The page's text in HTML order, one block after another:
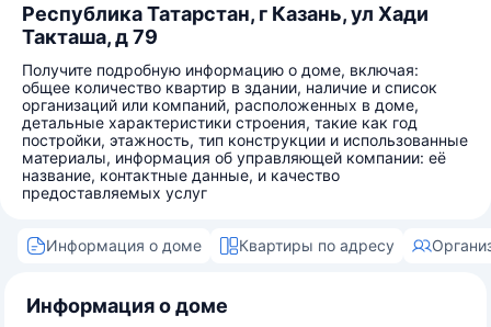
Республика Татарстан, г Казань, ул Хади
Такташа, д 79
Получите подробную информацию о доме, включая:
общее количество квартир в здании, наличие и список
организаций или компаний, расположенных в доме,
детальные характеристики строения, такие как год
постройки, этажность, тип конструкции и использованные
материалы, информация об управляющей компании: её
название, контактные данные, и качество
предоставляемых услуг
Информация о доме Квартиры по адресу
Информация о доме